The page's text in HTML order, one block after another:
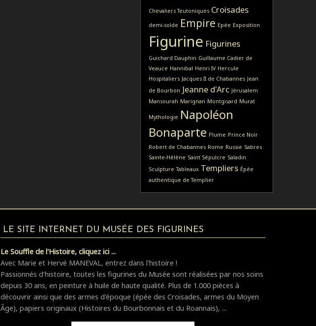
Chevaliers Teutoniques Croisades
demi-solde Empire Epée Exposition
Figurine Figurines
Guichard Dauphin Guillaume Cadier de
Veauce Hannibal Henri IV Hercule
Hospitaliers Jacques II de Chabannes Jean
de Bourbon Jeanne d'Arc Jérusalem
Mansourah Marignan Montgisard Murat
Mythologie Napoléon
Bonaparte Plume Prince Noir
Robert de Chabannes Rome Russie Sabres
Sainte-Hélène Saint Sépulcre Saladin
Sculpture Tableaux Templiers Épée
authentique de Templier
LE SITE INTERNET DU MUSÉE DES FIGURINES
Le Souffle de l'Histoire, cliquez ici ...
Avec Marie et Hervé MANEVAL, entrez dans l'histoire !
Passionnés d'histoire, toutes les figurines du Musée sont réalisées par nos soins
depuis 30 ans, en peinture à huile de haute qualité. Plus de 1.000 pièces à
découvrir ainsi que des armes d'époque (épée des Croisades, armes du Moyen
Âge), papiers originaux (Histoires du Bourbonnais et du Roannais), ...